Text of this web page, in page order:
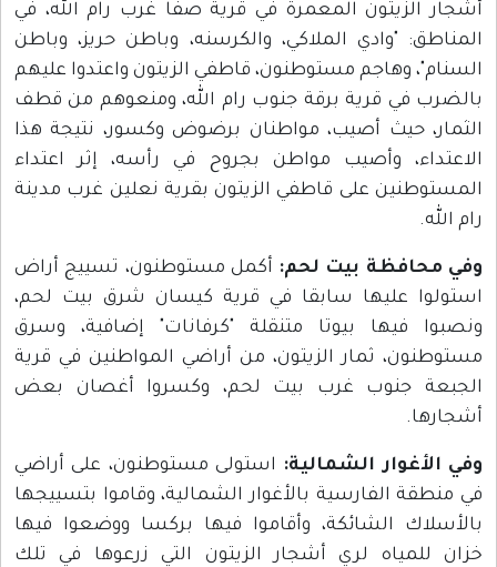
أشجار الزيتون المعمرة في قرية صفا غرب رام الله، في
المناطق: "وادي الملاكي، والكرسنه، وباطن حريز، وباطن
السنام"، وهاجم مستوطنون، قاطفي الزيتون واعتدوا عليهم
بالضرب في قرية برقة جنوب رام الله، ومنعوهم من قطف
الثمار، حيث أصيب، مواطنان برضوض وكسور، نتيجة هذا
الاعتداء، وأصيب مواطن بجروح في رأسه، إثر اعتداء
المستوطنين على قاطفي الزيتون بقرية نعلين غرب مدينة
رام الله.
وفي محافظة بيت لحم: أكمل مستوطنون، تسييج أراض
استولوا عليها سابقا في قرية كيسان شرق بيت لحم،
ونصبوا فيها بيوتا متنقلة "كرفانات" إضافية، وسرق
مستوطنون، ثمار الزيتون، من أراضي المواطنين في قرية
الجبعة جنوب غرب بيت لحم، وكسروا أغصان بعض
أشجارها.
وفي الأغوار الشمالية: استولى مستوطنون، على أراضي
في منطقة الفارسية بالأغوار الشمالية، وقاموا بتسييجها
بالأسلاك الشائكة، وأقاموا فيها بركسا ووضعوا فيها
خزان للمياه لري أشجار الزيتون التي زرعوها في تلك